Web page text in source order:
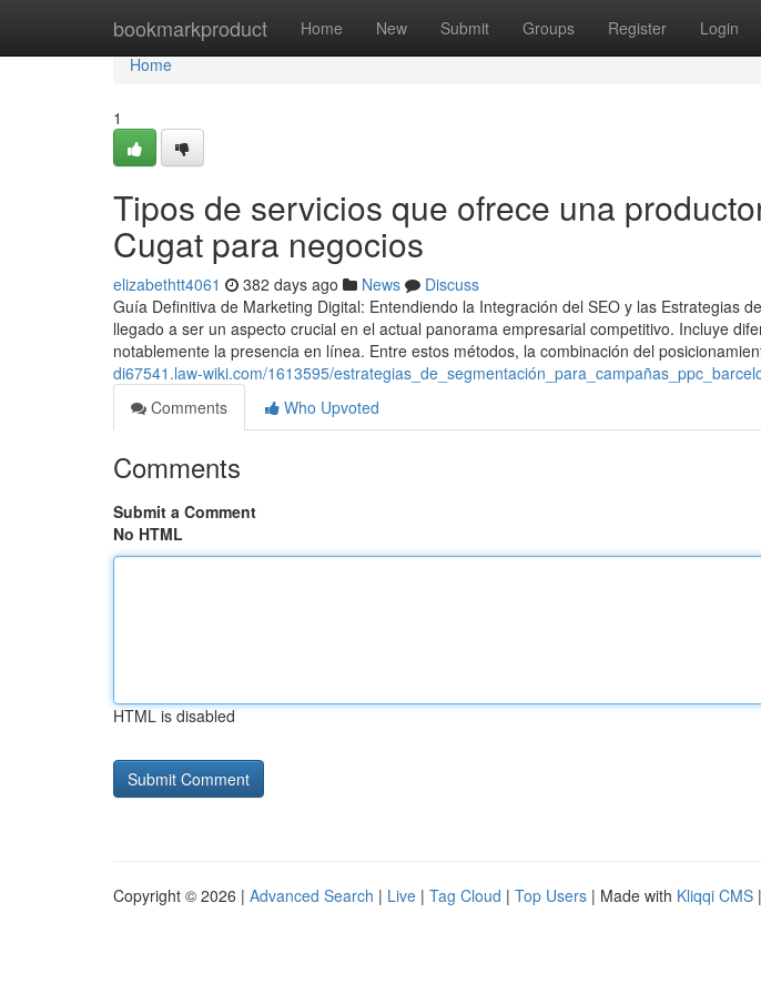
bookmarkproduct Home New Submit Groups Register Login
Home
Home
1
Tipos de servicios que ofrece una
Cugat para negocios
elizabethtt4061 382 days ago News
Discuss
Guía Definitiva de Marketing Digital: Entendiendo la Integración del SEO y las Estrategias
llegado a ser un aspecto crucial en el actual panorama empresarial competitivo. Incluye
notablemente la presencia en línea. Entre estos métodos, la combinación del
di67541.law-wiki.com/1613595/
Comments
Who Upvoted
Comments
Submit a Comment
No HTML
HTML is disabled
Copyright © 2026 | Advanced Search | Live | Tag Cloud | Top Users | Made with Kliqqi CMS |